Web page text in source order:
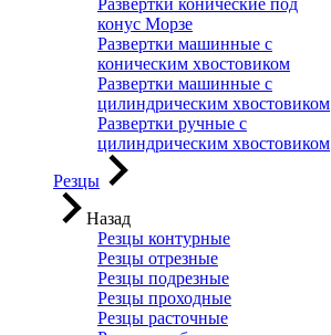
Развертки конические под
конус Морзе
Развертки машинные с
коническим хвостовиком
Развертки машинные с
цилиндрическим хвостовиком
Развертки ручные с
цилиндрическим хвостовиком
Резцы
Назад
Резцы контурные
Резцы отрезные
Резцы подрезные
Резцы проходные
Резцы расточные